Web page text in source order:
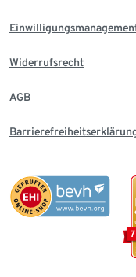
Widerrufsrecht
AGB